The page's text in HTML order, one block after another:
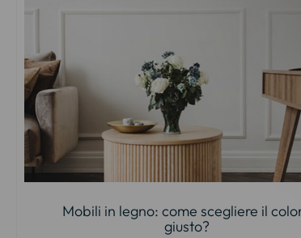
Mobili in legno: come scegliere il
giusto?